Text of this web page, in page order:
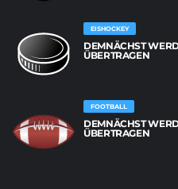
EISHOCKEY
DEMNÄCHST
ÜBERTRAGEN
FOOTBALL
DEMNÄCHST
ÜBERTRAGEN